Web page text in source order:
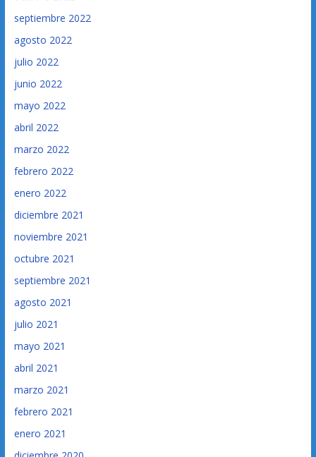
septiembre 2022
agosto 2022
julio 2022
junio 2022
mayo 2022
abril 2022
marzo 2022
febrero 2022
enero 2022
diciembre 2021
noviembre 2021
octubre 2021
septiembre 2021
agosto 2021
julio 2021
mayo 2021
abril 2021
marzo 2021
febrero 2021
enero 2021